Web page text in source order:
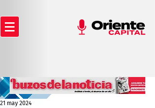
21 may 2024